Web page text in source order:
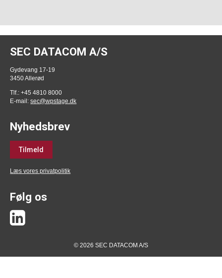
SEC DATACOM A/S
Gydevang 17-19
3450 Allerød
Tlf.: +45 4810 8000
E-mail:sec@wpstage.dk
Nyhedsbrev
Tilmeld
Læs vores privatpolitik
Følg os
© 2026 SEC DATACOM A/S